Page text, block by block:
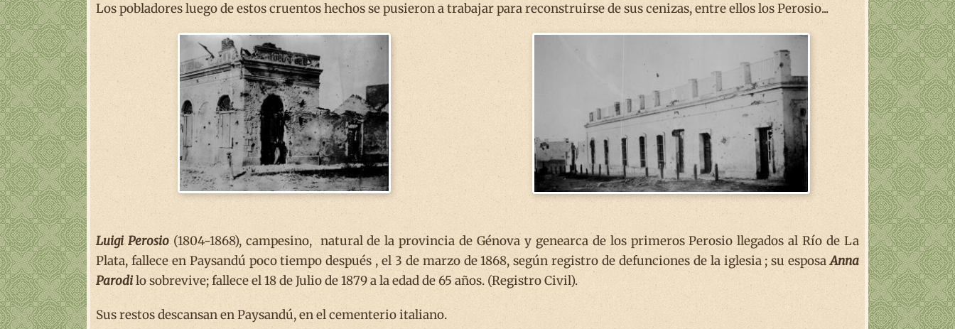
Los pobladores luego de estos cruentos hechos se pusieron a trabajar para reconstruirse de sus cenizas, entre ellos los Perosio...
Luigi Perosio(1804-1868), campesino, natural de la provincia de Génova y genearca de los primeros Perosio llegados al Río de La
Plata, fallece en Paysandú poco tiempo después , el 3 de marzo de 1868, según registro de defunciones de la iglesia ; su esposaAnna
Parodilo sobrevive; fallece el 18 de Julio de 1879 a la edad de 65 años. (Registro Civil).
Sus restos descansan en Paysandú, en el cementerio italiano.